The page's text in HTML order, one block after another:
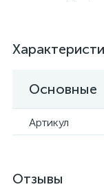
Основные
Артикул
Отзывы